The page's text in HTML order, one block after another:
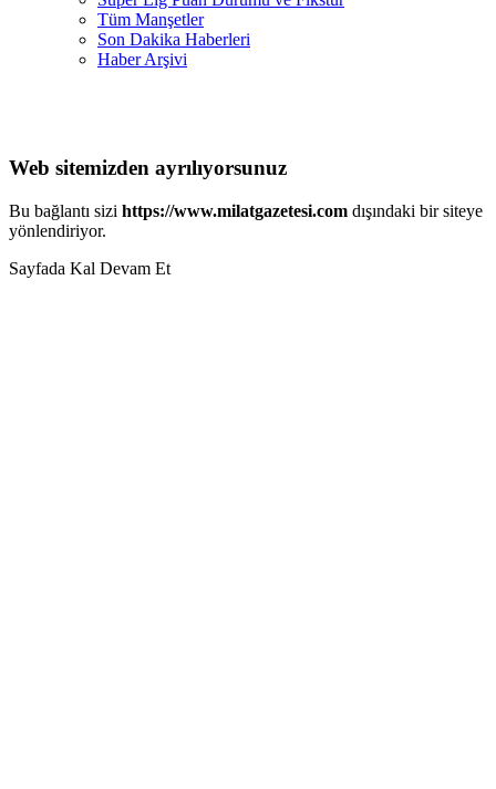
Tüm Manşetler
Son Dakika Haberleri
Haber Arşivi
Web sitemizden ayrılıyorsunuz
Bu bağlantı sizi https://www.milatgazetesi.com dışındaki bir siteye
yönlendiriyor.
Sayfada Kal Devam Et